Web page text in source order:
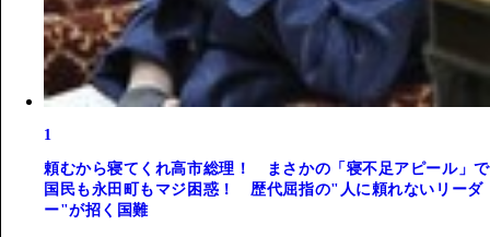
1
頼むから寝てくれ高市総理！ まさかの「寝不足アピール」で
国民も永田町もマジ困惑！ 歴代屈指の"人に頼れないリーダ
ー"が招く国難